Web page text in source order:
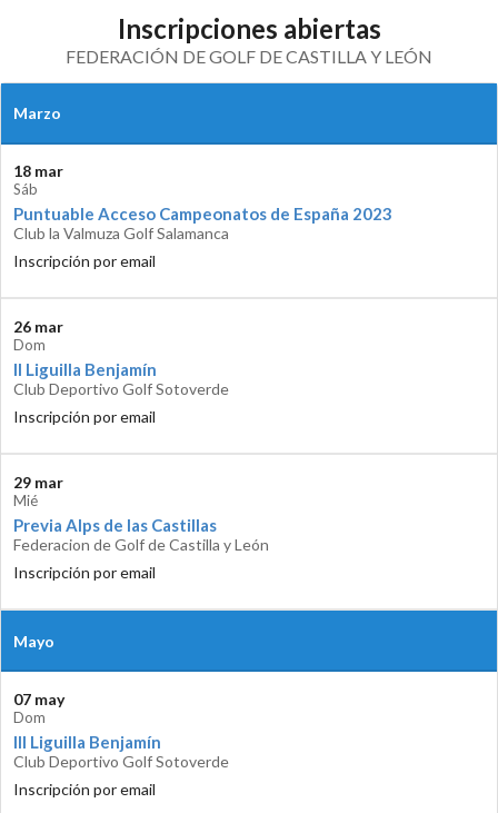
Inscripciones abiertas
FEDERACIÓN DE GOLF DE CASTILLA Y LEÓN
Marzo
18 mar
Sáb
Puntuable Acceso Campeonatos de España 2023
Club la Valmuza Golf Salamanca
Inscripción por email
26 mar
Dom
II Liguilla Benjamín
Club Deportivo Golf Sotoverde
Inscripción por email
29 mar
Mié
Previa Alps de las Castillas
Federacion de Golf de Castilla y León
Inscripción por email
Mayo
07 may
Dom
III Liguilla Benjamín
Club Deportivo Golf Sotoverde
Inscripción por email